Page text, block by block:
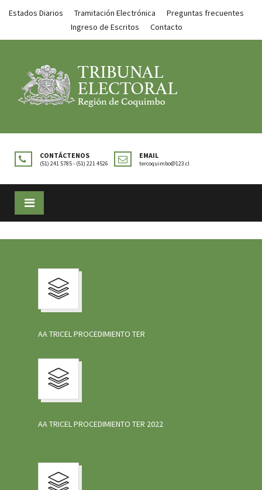
Estados Diarios Tramitación Electrónica
Preguntas frecuentes
Ingreso de Escritos
Contacto
CONTÁCTENOS
(51) 241 5785 - (51) 221 4526
EMAIL
tercoquimbo@123.cl
AA TRICEL PROCEDIMIENTO TER
AA TRICEL PROCEDIMIENTO TER 2022